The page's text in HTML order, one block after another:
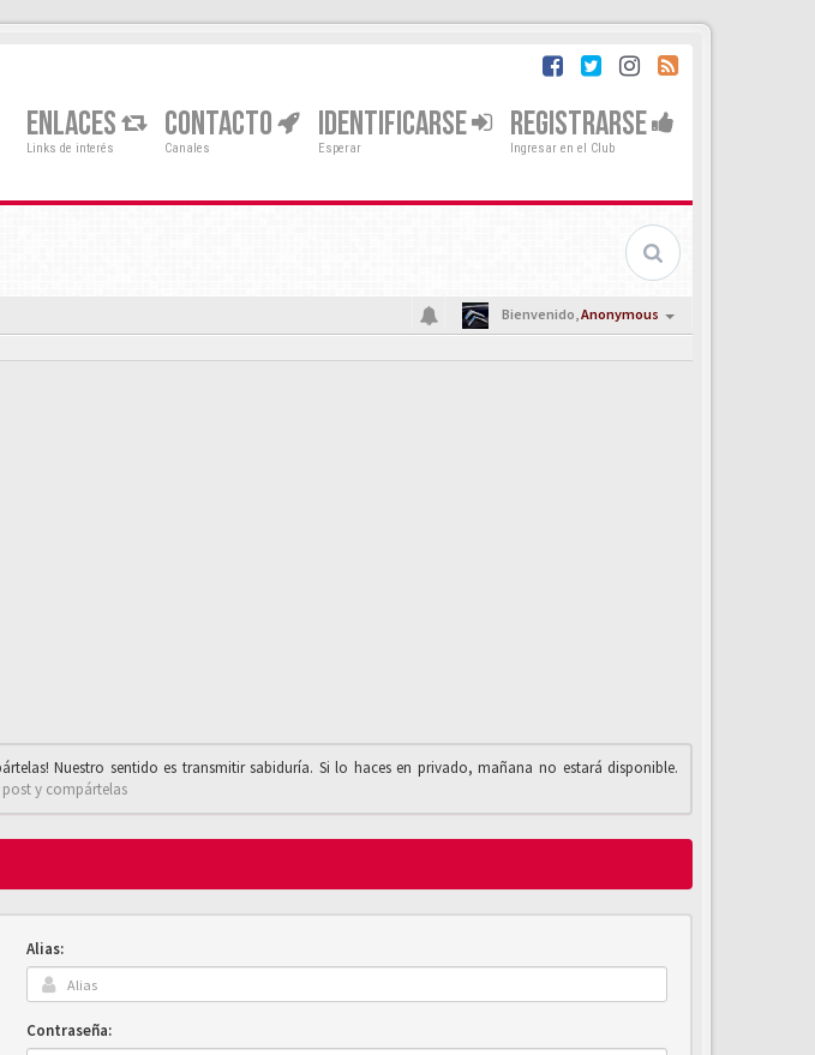
ENLACES
Links de interés
CONTACTO
Canales
IDENTIFICARSE
Esperar
REGISTRARSE
Ingresar en el Club
Bienvenido,Anonymous
Nuestro sentido es transmitir sabiduría. Si lo haces en privado, mañana no estará disponible.
post y compártelas
Alias:
Contraseña: